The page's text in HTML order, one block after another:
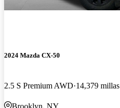
2024 Mazda CX-50
2.5 S Premium AWD 14,379 millas